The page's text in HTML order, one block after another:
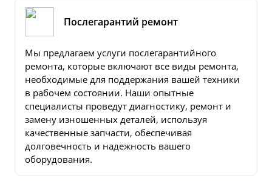
Послегарантий ремонт
Мы предлагаем услуги послегарантийного
ремонта, которые включают все виды ремонта,
необходимые для поддержания вашей техники
в рабочем состоянии. Наши опытные
специалисты проведут диагностику, ремонт и
замену изношенных деталей, используя
качественные запчасти, обеспечивая
долговечность и надежность вашего
оборудования.